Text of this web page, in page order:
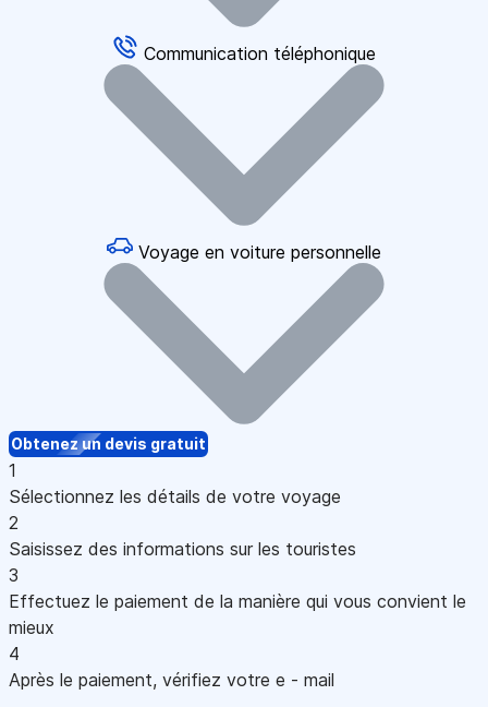
Communication téléphonique
Voyage en voiture personnelle
Obtenez un devis gratuit
1
Sélectionnez les détails de votre voyage
2
Saisissez des informations sur les touristes
3
Effectuez le paiement de la manière qui vous convient le
mieux
4
Après le paiement, vérifiez votre e - mail